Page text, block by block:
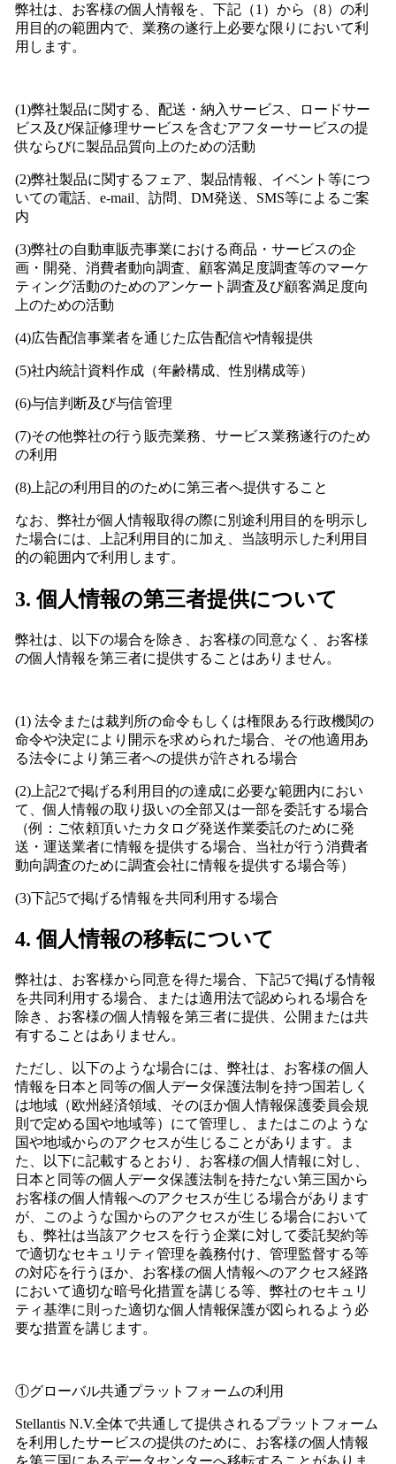
弊社は、お客様の個人情報を、下記（1）から（8）の利
用目的の範囲内で、業務の遂行上必要な限りにおいて利
用します。
(1)弊社製品に関する、配送・納入サービス、ロードサー
ビス及び保証修理サービスを含むアフターサービスの提
供ならびに製品品質向上のための活動
(2)弊社製品に関するフェア、製品情報、イベント等につ
いての電話、e-mail、訪問、DM発送、SMS等によるご案
内
(3)弊社の自動車販売事業における商品・サービスの企
画・開発、消費者動向調査、顧客満足度調査等のマーケ
ティング活動のためのアンケート調査及び顧客満足度向
上のための活動
(4)広告配信事業者を通じた広告配信や情報提供
(5)社内統計資料作成（年齢構成、性別構成等）
(6)与信判断及び与信管理
(7)その他弊社の行う販売業務、サービス業務遂行のため
の利用
(8)上記の利用目的のために第三者へ提供すること
なお、弊社が個人情報取得の際に別途利用目的を明示し
た場合には、上記利用目的に加え、当該明示した利用目
的の範囲内で利用します。
3. 個人情報の第三者提供について
弊社は、以下の場合を除き、お客様の同意なく、お客様
の個人情報を第三者に提供することはありません。
(1) 法令または裁判所の命令もしくは権限ある行政機関の
命令や決定により開示を求められた場合、その他適用あ
る法令により第三者への提供が許される場合
(2)上記2で掲げる利用目的の達成に必要な範囲内におい
て、個人情報の取り扱いの全部又は一部を委託する場合
（例：ご依頼頂いたカタログ発送作業委託のために発
送・運送業者に情報を提供する場合、当社が行う消費者
動向調査のために調査会社に情報を提供する場合等）
(3)下記5で掲げる情報を共同利用する場合
4. 個人情報の移転について
弊社は、お客様から同意を得た場合、下記5で掲げる情報
を共同利用する場合、または適用法で認められる場合を
除き、お客様の個人情報を第三者に提供、公開または共
有することはありません。
ただし、以下のような場合には、弊社は、お客様の個人
情報を日本と同等の個人データ保護法制を持つ国若しく
は地域（欧州経済領域、そのほか個人情報保護委員会規
則で定める国や地域等）にて管理し、またはこのような
国や地域からのアクセスが生じることがあります。ま
た、以下に記載するとおり、お客様の個人情報に対し、
日本と同等の個人データ保護法制を持たない第三国から
お客様の個人情報へのアクセスが生じる場合があります
が、このような国からのアクセスが生じる場合において
も、弊社は当該アクセスを行う企業に対して委託契約等
で適切なセキュリティ管理を義務付け、管理監督する等
の対応を行うほか、お客様の個人情報へのアクセス経路
において適切な暗号化措置を講じる等、弊社のセキュリ
ティ基準に則った適切な個人情報保護が図られるよう必
要な措置を講じます。
①グローバル共通プラットフォームの利用
Stellantis N.V.全体で共通して提供されるプラットフォーム
を利用したサービスの提供のために、お客様の個人情報